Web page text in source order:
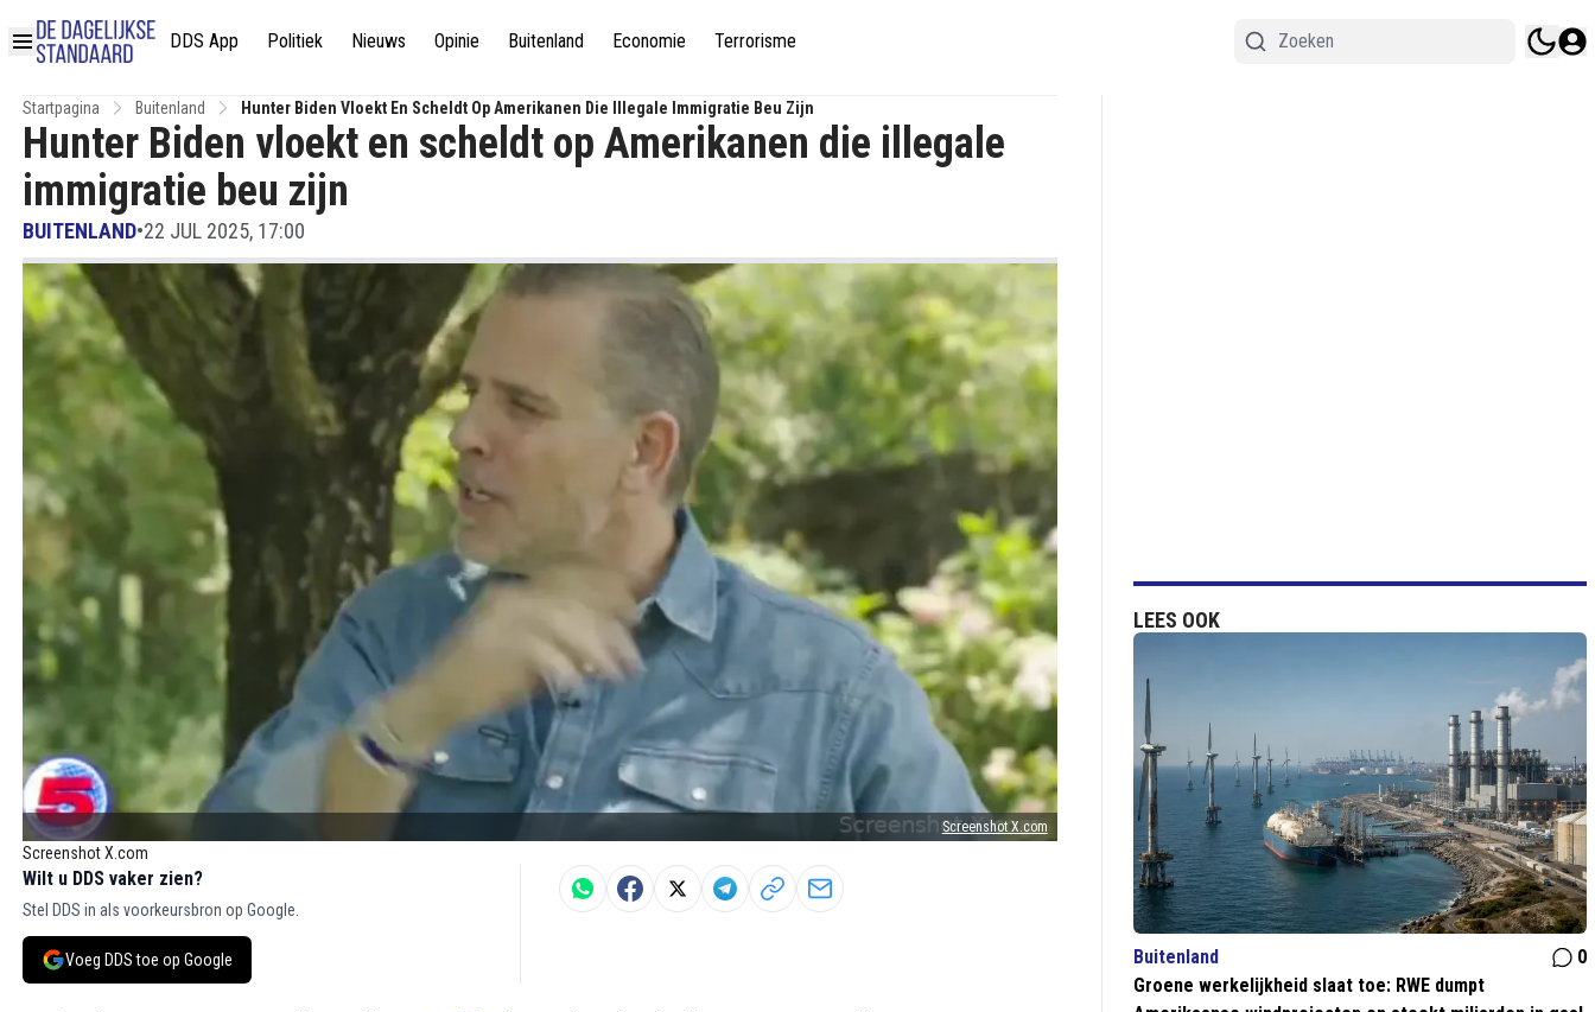
DDS App Politiek Nieuws Opinie Buitenland Economie Terrorisme
Startpagina Buitenland Hunter Biden Vloekt En Scheldt Op Amerikanen Die Illegale Immigratie Beu Zijn
Screenshot X.com
Screenshot X.com
Hunter Biden vloekt en scheldt op Amerikanen die illegale
immigratie beu zijn
BUITENLAND•22 JUL 2025, 17:00
Wilt u DDS vaker zien?
Stel DDS in als voorkeursbron op Google.
Voeg DDS toe op Google
LEES OOK
Buitenland
0
Groene werkelijkheid slaat toe: RWE dumpt